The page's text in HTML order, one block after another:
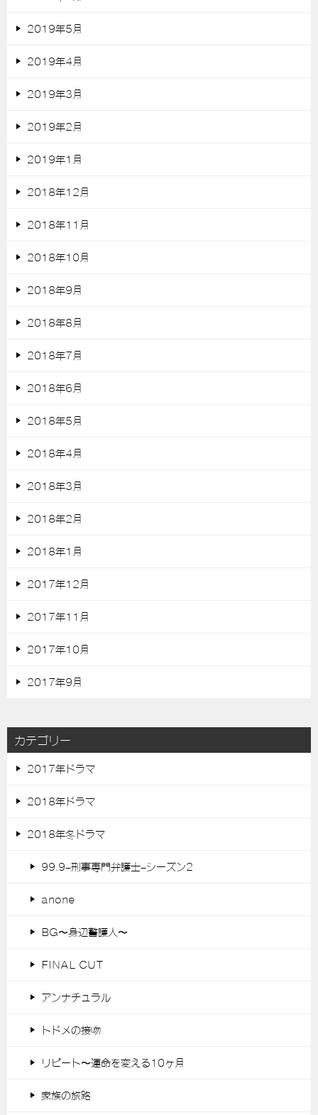
2019年5月
2019年4月
2019年3月
2019年2月
2019年1月
2018年12月
2018年11月
2018年10月
2018年9月
2018年8月
2018年7月
2018年6月
2018年5月
2018年4月
2018年3月
2018年2月
2018年1月
2017年12月
2017年11月
2017年10月
2017年9月
カテゴリー
2017年ドラマ
2018年ドラマ
2018年冬ドラマ
99.9-刑事専門弁護士-シーズン2
anone
BG〜身辺警護人〜
FINAL CUT
アンナチュラル
トドメの接吻
リピート〜運命を変える10ヶ月
家族の旅路